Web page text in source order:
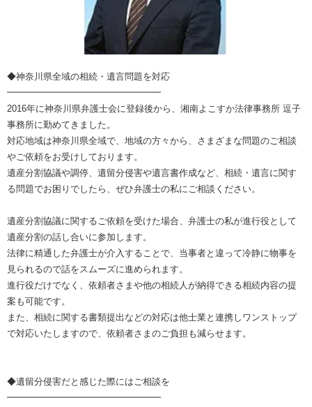
◆神奈川県全域の相続・遺言問題を対応
━━━━━━━━━━━━━━━━━
2016年に神奈川県弁護士会に登録後から、湘南よこすか法律事務所 逗子
事務所に勤めてきました。
対応地域は神奈川県全域で、地域の方々から、さまざまな問題のご相談
やご依頼をお受けしております。
遺産分割協議や調停、遺留分侵害や遺言書作成など、相続・遺言に関す
る問題でお困りでしたら、ぜひ弁護士の私にご相談ください。
遺産分割協議に関するご依頼を受けた場合、弁護士の私が進行役として
遺産分割の話し合いに参加します。
法律に精通した弁護士が介入することで、当事者と違って冷静に物事を
見られるので話をスムーズに進められます。
進行役だけでなく、依頼者さまや他の相続人が納得できる相続内容の提
案も可能です。
また、相続に関する書類提出などの対応は他士業と連携しワンストップ
で対応いたしますので、依頼者さまのご負担も減らせます。
◆遺留分侵害だと感じた際にはご相談を
━━━━━━━━━━━━━━━━━